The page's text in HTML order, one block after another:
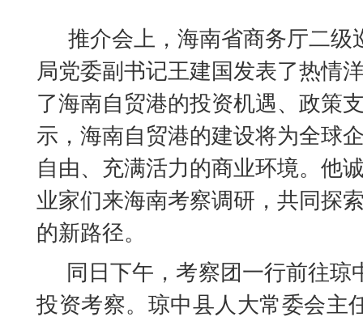
推介会上，海南省商务厅二级
局党委副书记王建国发表了热情
了海南自贸港的投资机遇、政策
示，海南自贸港的建设将为全球
自由、充满活力的商业环境。他
业家们来海南考察调研，共同探
的新路径。
同日下午，考察团一行前往琼
投资考察。琼中县人大常委会主